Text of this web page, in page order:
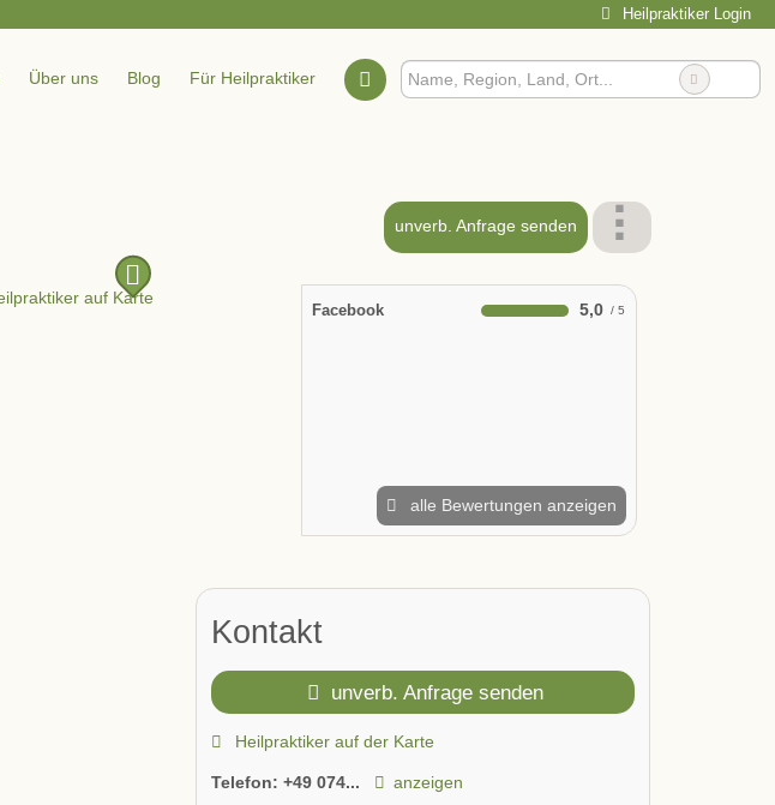
Heilpraktiker Login
Über uns Blog Für Heilpraktiker
unverb. Anfrage senden
Facebook 5,0
alle Bewertungen anzeigen
Kontakt
unverb. Anfrage senden
Heilpraktiker auf der Karte
Telefon:+49 074... anzeigen